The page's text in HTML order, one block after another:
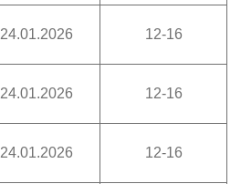
24.01.2026 12-16
24.01.2026 12-16
24.01.2026 12-16